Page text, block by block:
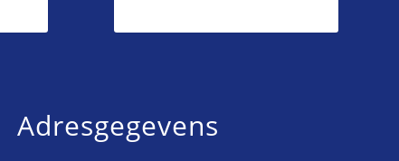
Adresgegevens